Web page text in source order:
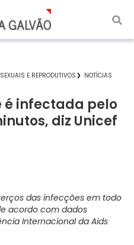
E REPRODUTIVOS NOTÍCIAS
é infectada pelo
diz Unicef
das infecções em todo
acordo com dados
Internacional da Aids